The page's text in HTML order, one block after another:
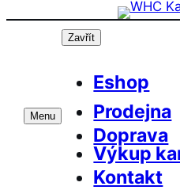
Přeskočit
Menu
Zavřít
Eshop
Prodejna
Doprava
Výkup
Kontakt
Prázdninová otevírací doba
ST 10-17, SO 11-15